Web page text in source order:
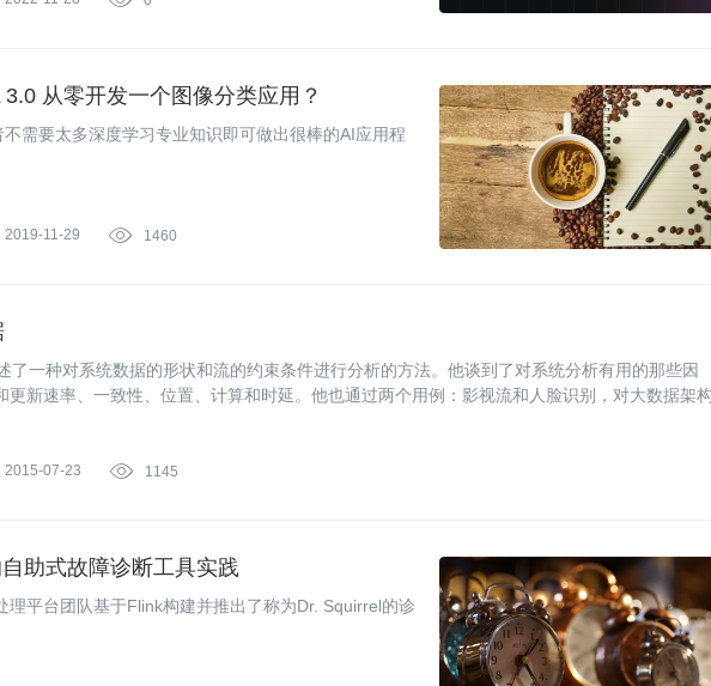
从零开发一个图像分类应用？
需要太多深度学习专业知识即可做出很棒的AI应用程
2019-11-29  1460
了一种对系统数据的形状和流的约束条件进行分析的方法。他谈到了对系统分析有用的那些因
新速率、一致性、位置、计算和时延。他也通过两个用例：影视流和人脸识别，对大数据架
2015-07-23  1145
助式故障诊断工具实践
平台团队基于Flink构建并推出了称为Dr. Squirrel的诊